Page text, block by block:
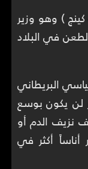
اقترح (أنيت كينج ) وهو وزير
في البلاد
افترض السياسي البريطاني
لن يكون بوسع
نزيف الدم أو
أكثر في